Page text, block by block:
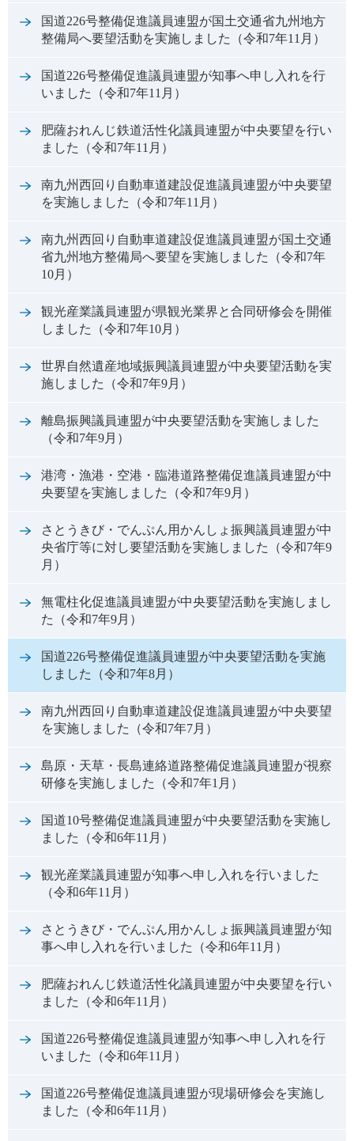
国道226号整備促進議員連盟が国土交通省九州地方
整備局へ要望活動を実施しました（令和7年11月）
国道226号整備促進議員連盟が知事へ申し入れを行
いました（令和7年11月）
肥薩おれんじ鉄道活性化議員連盟が中央要望を行い
ました（令和7年11月）
南九州西回り自動車道建設促進議員連盟が中央要望
を実施しました（令和7年11月）
南九州西回り自動車道建設促進議員連盟が国土交通
省九州地方整備局へ要望を実施しました（令和7年
10月）
観光産業議員連盟が県観光業界と合同研修会を開催
しました（令和7年10月）
世界自然遺産地域振興議員連盟が中央要望活動を実
施しました（令和7年9月）
離島振興議員連盟が中央要望活動を実施しました
（令和7年9月）
港湾・漁港・空港・臨港道路整備促進議員連盟が中
央要望を実施しました（令和7年9月）
さとうきび・でんぷん用かんしょ振興議員連盟が中
央省庁等に対し要望活動を実施しました（令和7年9
月）
無電柱化促進議員連盟が中央要望活動を実施しまし
た（令和7年9月）
国道226号整備促進議員連盟が中央要望活動を実施
しました（令和7年8月）
南九州西回り自動車道建設促進議員連盟が中央要望
を実施しました（令和7年7月）
島原・天草・長島連絡道路整備促進議員連盟が視察
研修を実施しました（令和7年1月）
国道10号整備促進議員連盟が中央要望活動を実施し
ました（令和6年11月）
観光産業議員連盟が知事へ申し入れを行いました
（令和6年11月）
さとうきび・でんぷん用かんしょ振興議員連盟が知
事へ申し入れを行いました（令和6年11月）
肥薩おれんじ鉄道活性化議員連盟が中央要望を行い
ました（令和6年11月）
国道226号整備促進議員連盟が知事へ申し入れを行
いました（令和6年11月）
国道226号整備促進議員連盟が現場研修会を実施し
ました（令和6年11月）